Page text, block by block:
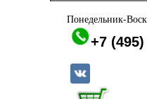
Понедельник-
+7